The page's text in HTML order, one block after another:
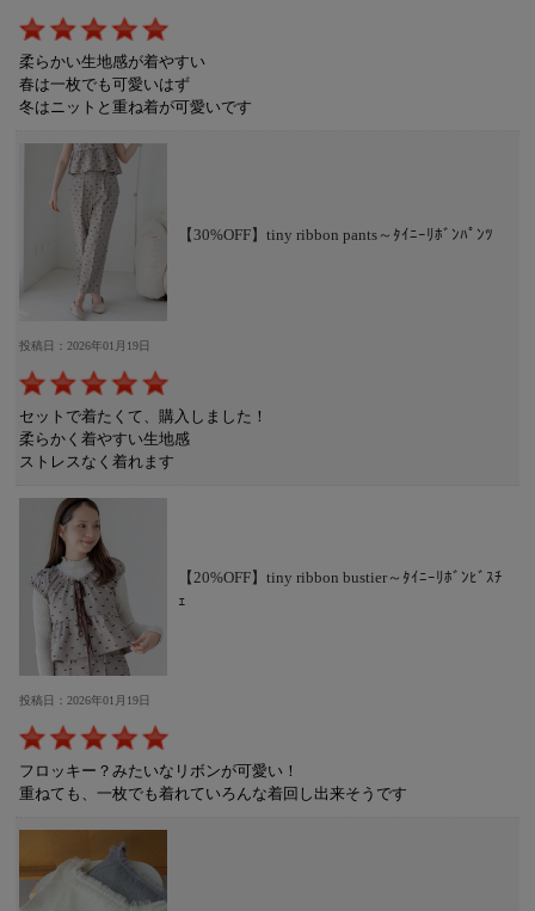
柔らかい生地感が着やすい
春は一枚でも可愛いはず
冬はニットと重ね着が可愛いです
【30%OFF】tiny ribbon pants～ﾀｲﾆｰﾘﾎﾞﾝﾊﾟﾝﾂ
投稿日：2026年01月19日
セットで着たくて、購入しました！
柔らかく着やすい生地感
ストレスなく着れます
【20%OFF】tiny ribbon bustier～ﾀｲﾆｰﾘﾎﾞﾝﾋﾞｽﾁ
ｪ
投稿日：2026年01月19日
フロッキー？みたいなリボンが可愛い！
重ねても、一枚でも着れていろんな着回し出来そうです